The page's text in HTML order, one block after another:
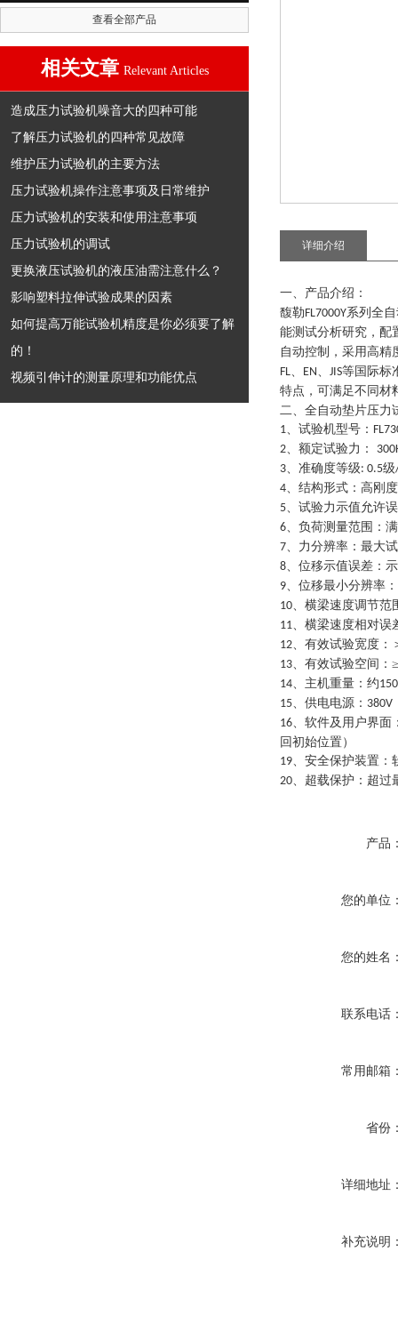
查看全部产品
相关文章 Relevant Articles
造成压力试验机噪音大的四种可能
了解压力试验机的四种常见故障
维护压力试验机的主要方法
压力试验机操作注意事项及日常维护
压力试验机的安装和使用注意事项
压力试验机的调试
更换液压试验机的液压油需注意什么？
影响塑料拉伸试验成果的因素
如何提高万能试验机精度是你必须要了解
的！
视频引伸计的测量原理和功能优点
详细介绍
一、产品介绍：
馥勒FL7000Y系列 全
能测试分析研究，配
自动控制，采用高精
FL、 EN、 JIS等国际标
特点，可满足不同材
二、 全自动垫片压力
1、试验机型号：
2、额定试验力：
3、准确度等级: 0.5级
4、结构形式：高刚
5、试验力示值允许
6、负荷测量范围：
7、力分辨率：最大
8、位移示值误差：
9、位移最小分辨率：
10、横梁速度调节范
11、横梁速度相对误
12、有效试验宽度：
13、有效试验空间：≥
14、主机重量：约
15、供电电源： 380V
16、软件及用户界面
回初始位置）
19、安全保护装置：
20、超载保护：超过
产品
您的单位
您的姓名
联系电话
常用邮箱
省份
详细地址
补充说明